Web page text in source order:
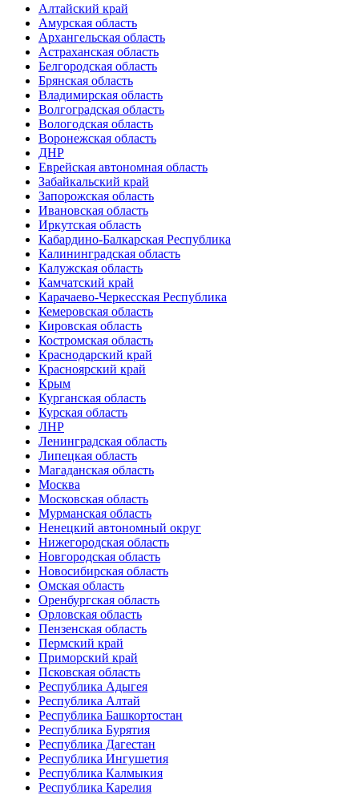
Алтайский край
Амурская область
Архангельская область
Астраханская область
Белгородская область
Брянская область
Владимирская область
Волгоградская область
Вологодская область
Воронежская область
ДНР
Еврейская автономная область
Забайкальский край
Запорожская область
Ивановская область
Иркутская область
Кабардино-Балкарская Республика
Калининградская область
Калужская область
Камчатский край
Карачаево-Черкесская Республика
Кемеровская область
Кировская область
Костромская область
Краснодарский край
Красноярский край
Крым
Курганская область
Курская область
ЛНР
Ленинградская область
Липецкая область
Магаданская область
Москва
Московская область
Мурманская область
Ненецкий автономный округ
Нижегородская область
Новгородская область
Новосибирская область
Омская область
Оренбургская область
Орловская область
Пензенская область
Пермский край
Приморский край
Псковская область
Республика Адыгея
Республика Алтай
Республика Башкортостан
Республика Бурятия
Республика Дагестан
Республика Ингушетия
Республика Калмыкия
Республика Карелия